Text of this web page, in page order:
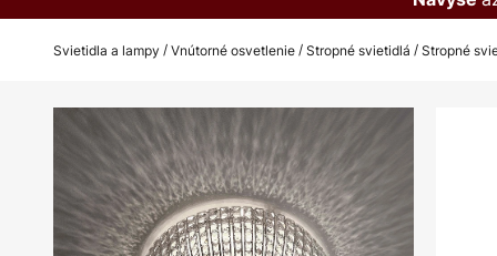
Svietidla a lampy Vnútorné osvetlenie Stropné svietidlá Stropné
Preskočiť
koniec
galérie
obrázkov